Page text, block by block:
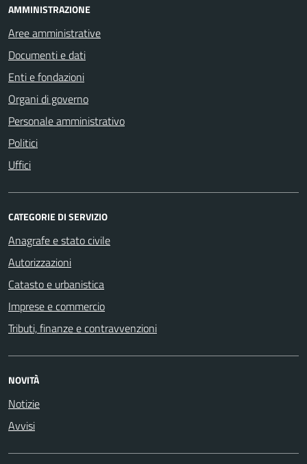
AMMINISTRAZIONE
Aree amministrative
Documenti e dati
Enti e fondazioni
Organi di governo
Personale amministrativo
Politici
Uffici
CATEGORIE DI SERVIZIO
Anagrafe e stato civile
Autorizzazioni
Catasto e urbanistica
Imprese e commercio
Tributi, finanze e contravvenzioni
NOVITÀ
Notizie
Avvisi